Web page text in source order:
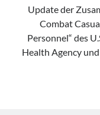
Update der
Combat
Personnel“ des
Health Agency